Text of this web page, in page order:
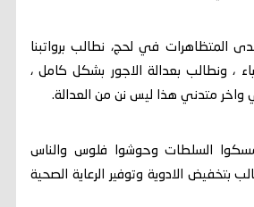
المتظاهرات في لحج، نطالب برواتبنا
، ونطالب بعدالة الاجور بشكل كامل ،
واخر متدني هذا ليس نن من العدالة.
السلطات وحوشوا فلوس والناس
بتخفيض الادوية وتوفير الرعاية الصحية